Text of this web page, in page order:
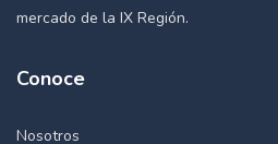
mercado de la IX Región.
Conoce
Nosotros